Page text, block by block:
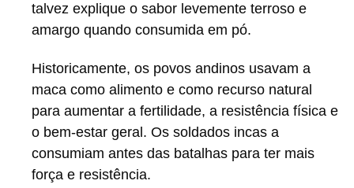
talvez explique o sabor levemente terroso e
amargo quando consumida em pó.
Historicamente, os povos andinos usavam a
maca como alimento e como recurso natural
para aumentar a fertilidade, a resistência física e
o bem-estar geral. Os soldados incas a
consumiam antes das batalhas para ter mais
força e resistência.